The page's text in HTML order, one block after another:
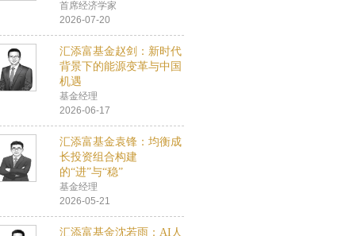
首席经济学家
2026-07-20
汇添富基金赵剑：新时代
背景下的能源变革与中国
机遇
基金经理
2026-06-17
汇添富基金袁锋：均衡成
长投资组合构建
的“进”与“稳”
基金经理
2026-05-21
汇添富基金沈若雨：AI人